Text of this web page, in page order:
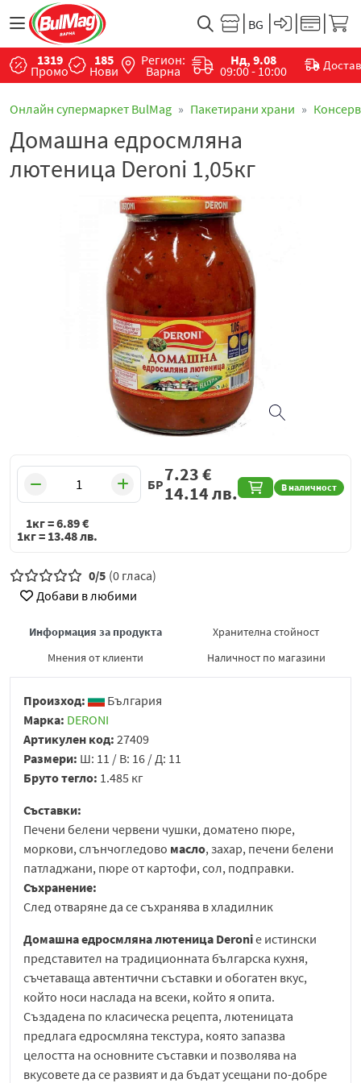
1319
Промо
185
Нови
Регион:
Варна
Нд, 9.08
09:00 - 10:00
Онлайн супермаркет BulMag Пакетирани храни
Домашна едросмляна
лютеница Deroni 1,05кг
БР В наличност
7.23€
14.14лв.
1кг =6.89€
1кг = 13.48лв.
0/5 (0 гласа)
Добави в любими
Информация за продукта
Хранителна стойност
Мнения от клиенти
Наличност по магазини
Произход:
България
Марка: DERONI
Артикулен код: 27409
Размери: Ш: 11 / В: 16 / Д: 11
Бруто тегло: 1.485 кг
Съставки:
Печени белени червени чушки, доматено пюре,
моркови, слънчогледово масло, захар, печени белени
патладжани, пюре от картофи, сол, подправки.
Съхранение:
След отваряне да се съхранява в хладилник
Домашна едросмляна лютеница Deroniе истински
представител на традиционната българска кухня,
съчетаваща автентични съставки и обогатен вкус,
който носи наслада на всеки, който я опита.
Създадена по класическа рецепта, лютеницата
предлага едросмляна текстура, която запазва
целостта на основните съставки и позволява на
вкусовете да се развият и да бъдат усещани по-добре